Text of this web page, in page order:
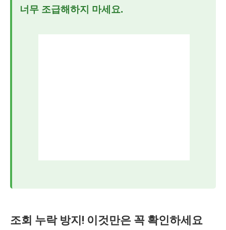
너무 조급해하지 마세요.
조회 누락 방지! 이것만은 꼭 확인하세요